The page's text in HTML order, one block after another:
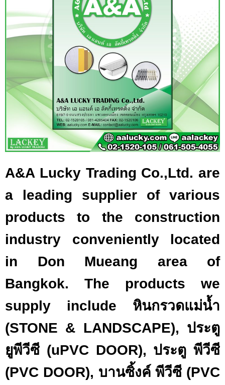
A&A Lucky Trading Co.,Ltd. are
a leading supplier of various
products to the construction
industry conveniently located
in Don Mueang area of
Bangkok. The products we
supply include หินกรวดแม่น้ำ
(STONE & LANDSCAPE), ประตู
ยูพีวีซี (uPVC DOOR), ประตู พีวีซี
(PVC DOOR), บานซิ้งค์ พีวีซี (PVC